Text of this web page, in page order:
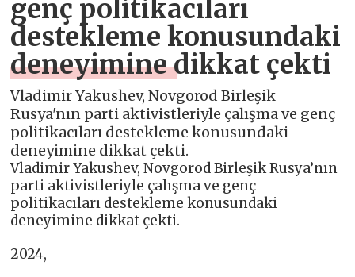
genç politikacıları
destekleme konusundaki
deneyimine dikkat çekti
Vladimir Yakushev, Novgorod Birleşik
Rusya'nın parti aktivistleriyle çalışma ve genç
politikacıları destekleme konusundaki
deneyimine dikkat çekti.
Vladimir Yakushev, Novgorod Birleşik Rusya’nın
parti aktivistleriyle çalışma ve genç
politikacıları destekleme konusundaki
deneyimine dikkat çekti.
2024,